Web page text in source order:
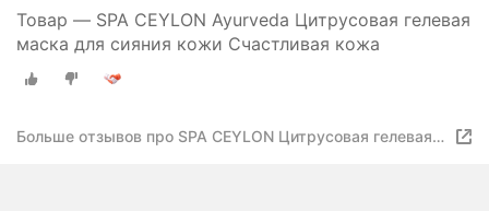
Товар — SPA CEYLON Ayurveda Цитрусовая гелевая
маска для сияния кожи Счастливая кожа
Больше отзывов про SPA CEYLON Цитрусовая гелевая